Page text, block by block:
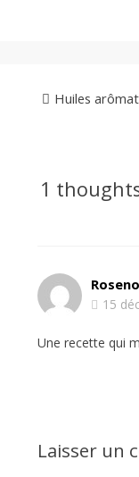
Huiles
1
15
Une recette qui
Laisser un